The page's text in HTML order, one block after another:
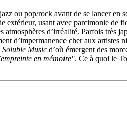
ou pop/rock avant de se lancer en
extérieur, usant avec parcimonie de
atmosphères d’irréalité. Parfois très
d’impermanence cher aux artistes
Soluble Music d’où émergent des
en mémoire". Ce à quoi le